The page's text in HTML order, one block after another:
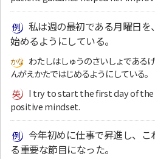
私は週の最初である月曜日
始めるようにしている。
わたしはしゅうのさいしょである
んがえかたではじめるようにしている。
I try to start the first day of the
positive mindset.
今年初めに仕事で昇進し、
る重要な節目になった。